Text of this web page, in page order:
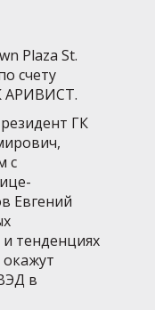
Plaza St.
счету
АРИВИСТ.
ГК
с
Евгений
тенденциях
в